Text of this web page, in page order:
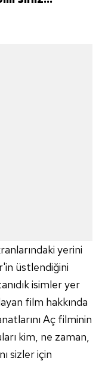
yerini
üstlendiğini
isimler yer
film hakkında
Aç filminin
kim, ne zaman,
sizler için